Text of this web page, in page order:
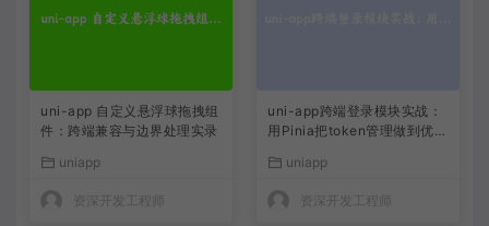
uni-app 自定义悬浮球拖拽组
件：跨端兼容与边界处理实录
uniapp
资深开发工程师
uni-app跨端登录模块实战：
用Pinia把token管理做到优雅
uniapp
资深开发工程师